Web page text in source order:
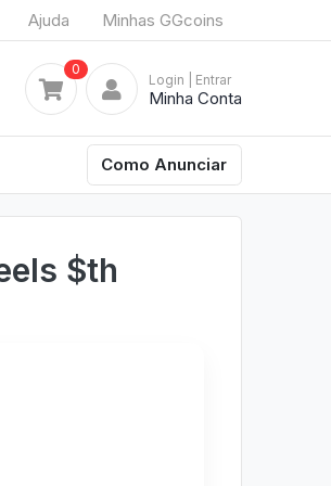
Ajuda Minhas GGcoins
0
Login | Entrar
Minha Conta
Como Anunciar
$th